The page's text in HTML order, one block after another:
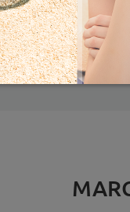
detalles